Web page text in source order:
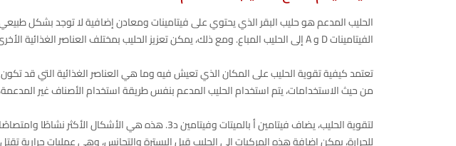
الحليب المدعم هو حليب البقر الذي يحتوي على فيتامينات ومعادن إضافية لا توجد بشكل
الفيتامينات D و A إلى الحليب المباع. ومع ذلك، يمكن تعزيز الحليب بمختلف العناصر الغذائية الأخرى، بما في ذلك الزنك والحديد و
تعتمد كيفية تقوية الحليب على المكان الذي تعيش فيه وما هي العناصر الغذائية التي قد
من حيث الاستخدامات، يتم استخدام الحليب المدعم بنفس طريقة استخدام الأصناف غير
لتقوية الحليب، يضاف فيتامين أ بالميتات وفيتامين د3. هذه هي
للحرارة، يمكن إضافة هذه المركبات إلى الحليب قبل البسترة والتجانس، وهي عمليات حرارية